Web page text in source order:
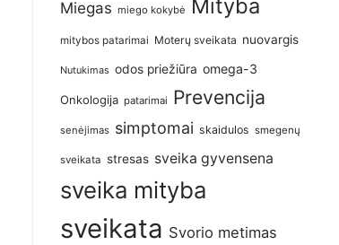
Miegas miego kokybė Mityba
mitybos patarimai Moterų sveikata nuovargis
Nutukimas odos priežiūra omega-3
Onkologija patarimai Prevencija
senėjimas simptomai skaidulos smegenų
sveikata stresas sveika gyvensena
sveika mityba
sveikata Svorio metimas